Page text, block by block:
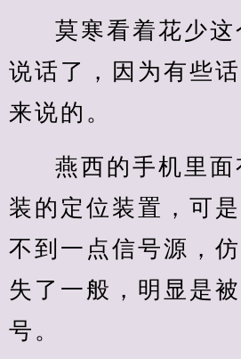
莫寒看着花少
说话了，因为有些
来说的。
燕西的手机里
装的定位装置，可
不到一点信号源，
失了一般，明显是
号。